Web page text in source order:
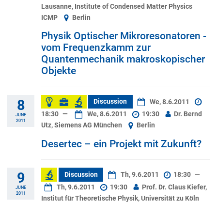
Lausanne, Institute of Condensed Matter Physics
ICMP
Berlin
Physik Optischer Mikroresonatoren -
vom Frequenzkamm zur
Quantenmechanik makroskopischer
Objekte
8
JUNE
2011
Discussion
We, 8.6.2011
18:30 — We, 8.6.2011 19:30
Dr. Bernd
Utz, Siemens AG München
Berlin
Desertec – ein Projekt mit Zukunft?
9
JUNE
2011
Discussion Th, 9.6.2011 18:30 —
Th, 9.6.2011
19:30
Prof. Dr. Claus Kiefer,
Institut für Theoretische Physik, Universität zu Köln